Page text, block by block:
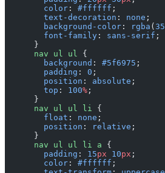
        color
: #ffffff ;
        text-decoration
: none ;
        background-color
: rgba (35
        font-family
: sans-serif ;
      }
      nav
ul ul
{
        background
: #5f6975 ;
        padding
: 0 ;
        position
: absolute ;
        top
: 100% ;
      }
      nav
ul ul li
{
        float
: none ;
        position
: relative ;
      }
      nav
ul ul li a {
        padding
: 15px 10px ;
        color
: #ffffff ;